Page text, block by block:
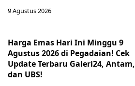
9 Agustus 2026
Harga Emas Hari Ini Minggu 9
Agustus 2026 di Pegadaian! Cek
Update Terbaru Galeri24, Antam,
dan UBS!